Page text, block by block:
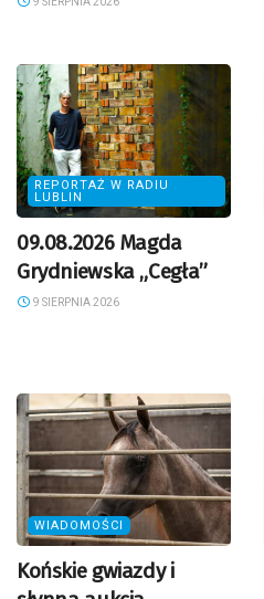
REPORTAŻ W RADIU
LUBLIN
09.08.2026 Magda
Grydniewska „Cegła”
9 SIERPNIA 2026
WIADOMOŚCI
Końskie gwiazdy i